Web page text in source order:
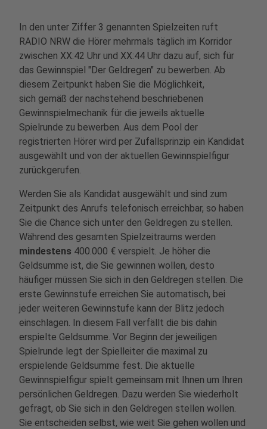
In den unter Ziffer 3 genannten Spielzeiten ruft
RADIO NRW die Hörer mehrmals täglich im Korridor
zwischen XX:42 Uhr und XX:44 Uhr dazu auf, sich für
das Gewinnspiel "Der Geldregen" zu bewerben. Ab
diesem Zeitpunkt haben Sie die Möglichkeit,
sich gemäß der nachstehend beschriebenen
Gewinnspielmechanik für die jeweils aktuelle
Spielrunde zu bewerben. Aus dem Pool der
registrierten Hörer wird per Zufallsprinzip ein Kandidat
ausgewählt und von der aktuellen Gewinnspielfigur
zurückgerufen.
Werden Sie als Kandidat ausgewählt und sind zum
Zeitpunkt des Anrufs telefonisch erreichbar, so haben
Sie die Chance sich unter den Geldregen zu stellen.
Während des gesamten Spielzeitraums werden
mindestens 400.000 € verspielt. Je höher die
Geldsumme ist, die Sie gewinnen wollen, desto
häufiger müssen Sie sich in den Geldregen stellen. Die
erste Gewinnstufe erreichen Sie automatisch, bei
jeder weiteren Gewinnstufe kann der Blitz jedoch
einschlagen. In diesem Fall verfällt die bis dahin
erspielte Geldsumme. Vor Beginn der jeweiligen
Spielrunde legt der Spielleiter die maximal zu
erspielende Geldsumme fest. Die aktuelle
Gewinnspielfigur spielt gemeinsam mit Ihnen um Ihren
persönlichen Geldregen. Dazu werden Sie wiederholt
gefragt, ob Sie sich in den Geldregen stellen wollen.
Sie entscheiden selbst, wie weit Sie gehen wollen und